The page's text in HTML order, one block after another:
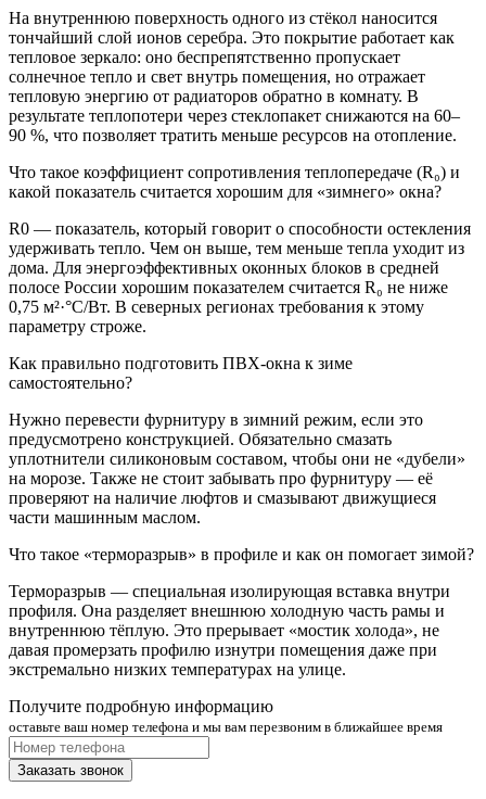
На внутреннюю поверхность одного из стёкол наносится
тончайший слой ионов серебра. Это покрытие работает как
тепловое зеркало: оно беспрепятственно пропускает
солнечное тепло и свет внутрь помещения, но отражает
тепловую энергию от радиаторов обратно в комнату. В
результате теплопотери через стеклопакет снижаются на 60–
90 %, что позволяет тратить меньше ресурсов на отопление.
Что такое коэффициент сопротивления теплопередаче (R₀) и
какой показатель считается хорошим для «зимнего» окна?
R0 — показатель, который говорит о способности остекления
удерживать тепло. Чем он выше, тем меньше тепла уходит из
дома. Для энергоэффективных оконных блоков в средней
полосе России хорошим показателем считается R₀ не ниже
0,75 м²·°C/Вт. В северных регионах требования к этому
параметру строже.
Как правильно подготовить ПВХ‑окна к зиме
самостоятельно?
Нужно перевести фурнитуру в зимний режим, если это
предусмотрено конструкцией. Обязательно смазать
уплотнители силиконовым составом, чтобы они не «дубели»
на морозе. Также не стоит забывать про фурнитуру — её
проверяют на наличие люфтов и смазывают движущиеся
части машинным маслом.
Что такое «терморазрыв» в профиле и как он помогает зимой?
Терморазрыв — специальная изолирующая вставка внутри
профиля. Она разделяет внешнюю холодную часть рамы и
внутреннюю тёплую. Это прерывает «мостик холода», не
давая промерзать профилю изнутри помещения даже при
экстремально низких температурах на улице.
Получите подробную информацию
оставьте ваш номер телефона и мы вам перезвоним в ближайшее время
Заказать звонок